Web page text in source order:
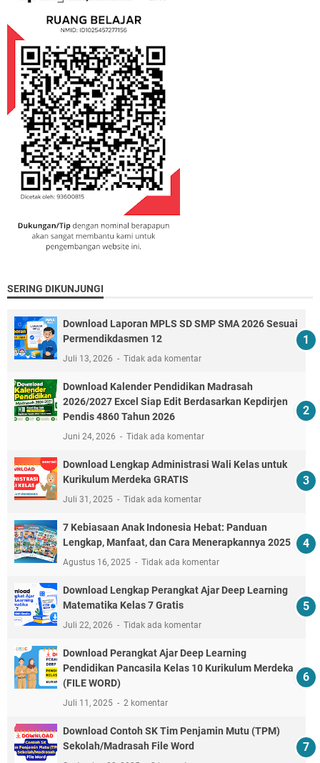
SERING DIKUNJUNGI
Download Laporan MPLS SD SMP SMA 2026 Sesuai
Permendikdasmen 12
Juli 13, 2026 Tidak ada komentar
Download Kalender Pendidikan Madrasah
2026/2027 Excel Siap Edit Berdasarkan Kepdirjen
Pendis 4860 Tahun 2026
Juni 24, 2026 Tidak ada komentar
Download Lengkap Administrasi Wali Kelas untuk
Kurikulum Merdeka GRATIS
Juli 31, 2025 Tidak ada komentar
7 Kebiasaan Anak Indonesia Hebat: Panduan
Lengkap, Manfaat, dan Cara Menerapkannya 2025
Agustus 16, 2025 Tidak ada komentar
Download Lengkap Perangkat Ajar Deep Learning
Matematika Kelas 7 Gratis
Juli 22, 2026 Tidak ada komentar
Download Perangkat Ajar Deep Learning
Pendidikan Pancasila Kelas 10 Kurikulum Merdeka
(FILE WORD)
Juli 11, 2025 2 komentar
Download Contoh SK Tim Penjamin Mutu (TPM)
Sekolah/Madrasah File Word